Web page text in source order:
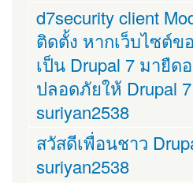
d7security client
ติดตั้ง หากเว็บไซต์ข
เป็น Drupal 7 มายืด
ปลอดภัยให้ Drupal
suriyan2538
สวัสดีเพื่อนชาว
suriyan2538